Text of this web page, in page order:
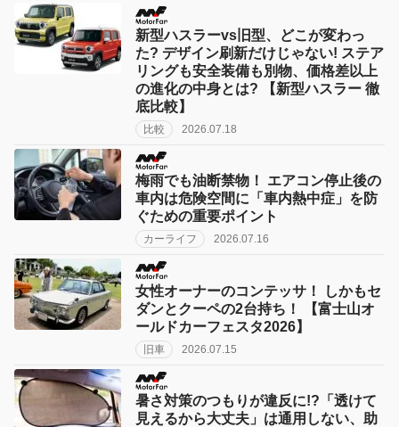
新型ハスラーvs旧型、どこが変わっ
た? デザイン刷新だけじゃない! ステア
リングも安全装備も別物、価格差以上
の進化の中身とは? 【新型ハスラー 徹
底比較】
比較 2026.07.18
梅雨でも油断禁物！ エアコン停止後の
車内は危険空間に「車内熱中症」を防
ぐための重要ポイント
カーライフ 2026.07.16
女性オーナーのコンテッサ！ しかもセ
ダンとクーペの2台持ち！ 【富士山オ
ールドカーフェスタ2026】
旧車 2026.07.15
暑さ対策のつもりが違反に!?「透けて
見えるから大丈夫」は通用しない、助